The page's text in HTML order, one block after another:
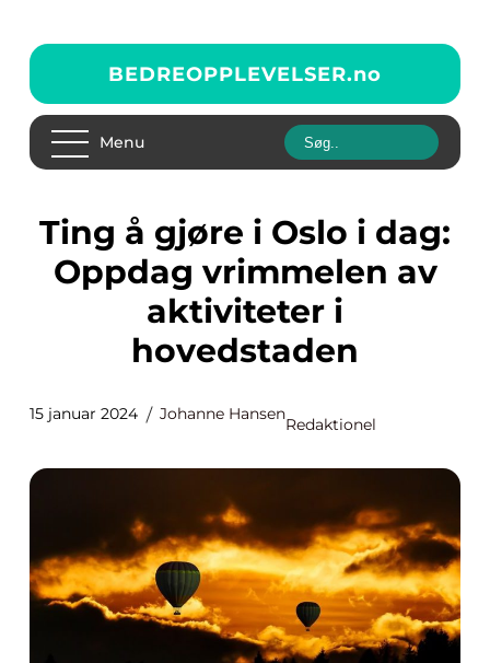
BEDREOPPLEVELSER.no
Menu
Ting å gjøre i Oslo i dag:
Oppdag vrimmelen av
aktiviteter i
hovedstaden
15 januar 2024 Johanne Hansen
Redaktionel